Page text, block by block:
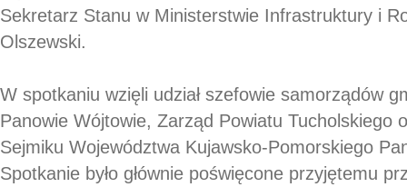
Sekretarz Stanu w Ministerstwie Infrastruktury i
Olszewski.
W spotkaniu wzięli udział szefowie samorządów
Panowie Wójtowie, Zarząd Powiatu Tucholskiego
Sejmiku Województwa Kujawsko-Pomorskiego
Spotkanie było głównie poświęcone przyjętemu